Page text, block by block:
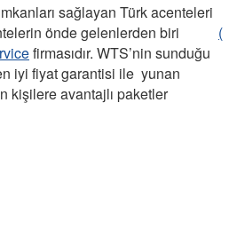
sağlayan Türk acenteleri
önde gelenlerden biri (
firmasıdır. WTS’nin sunduğu
iyi fiyat garantisi ile yunan
kişilere avantajlı paketler